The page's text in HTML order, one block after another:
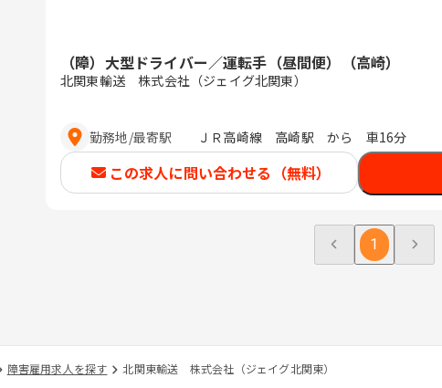
（障）大型ドライバー／運転手（昼間便）（高崎）
北関東輸送 株式会社（ジェイグ北関東）
勤務地/最寄駅 ＪＲ高崎線 高崎駅 から 車16分
この求人に問い合わせる（無料）
1
障害雇用求人を探す 北関東輸送 株式会社（ジェイグ北関東）